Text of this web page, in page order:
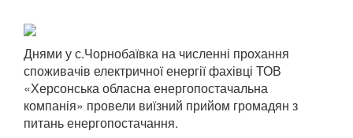
Днями у с.Чорнобаївка на численні прохання
споживачів електричної енергії фахівці ТОВ
«Херсонська обласна енергопостачальна
компанія» провели виїзний прийом громадян з
питань енергопостачання.